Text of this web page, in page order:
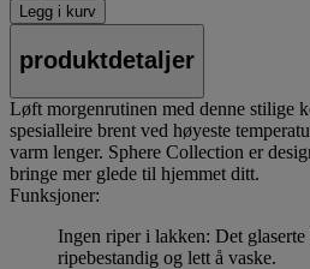
Legg i kurv
produktdetaljer
Løft morgenrutinen med denne stilige
spesialleire brent ved høyeste
varm lenger. Sphere Collection er
bringe mer glede til hjemmet ditt.
Funksjoner:
Ingen riper i lakken: Det glaserte
ripebestandig og lett å vaske.